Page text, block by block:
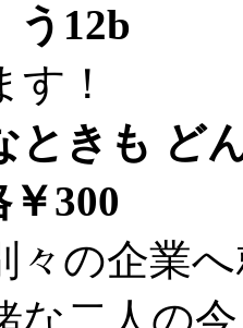
う12b
！
ときも ど
300
々の企業